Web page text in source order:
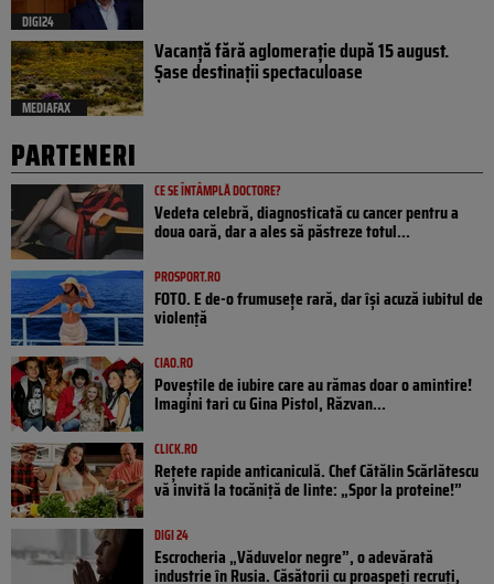
DIGI24
MEDIAFAX
Vacanță fără aglomerație după 15 august.
Șase destinații spectaculoase
PARTENERI
CE SE ÎNTÂMPLĂ DOCTORE?
Vedeta celebră, diagnosticată cu cancer pentru a
doua oară, dar a ales să păstreze totul...
PROSPORT.RO
FOTO. E de-o frumusețe rară, dar își acuză iubitul de
violență
CIAO.RO
Poveştile de iubire care au rămas doar o amintire!
Imagini tari cu Gina Pistol, Răzvan...
CLICK.RO
Rețete rapide anticaniculă. Chef Cătălin Scărlătescu
vă invită la tocăniță de linte: „Spor la proteine!”
DIGI 24
Escrocheria „Văduvelor negre”, o adevărată
industrie în Rusia. Căsătorii cu proaspeți recruți,